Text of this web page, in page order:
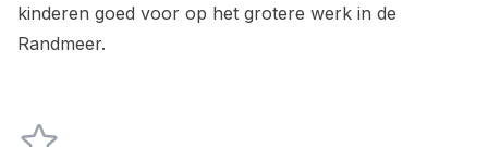
kinderen goed voor op het grotere werk in de
Randmeer.